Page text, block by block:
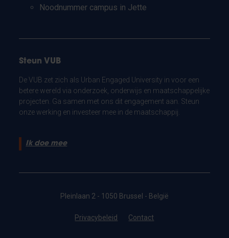
Noodnummer campus in Jette
Steun VUB
De VUB zet zich als Urban Engaged University in voor een
betere wereld via onderzoek, onderwijs en maatschappelijke
projecten. Ga samen met ons dit engagement aan. Steun
onze werking en investeer mee in de maatschappij.
Ik doe mee
Pleinlaan 2 - 1050 Brussel - België
Privacybeleid Contact